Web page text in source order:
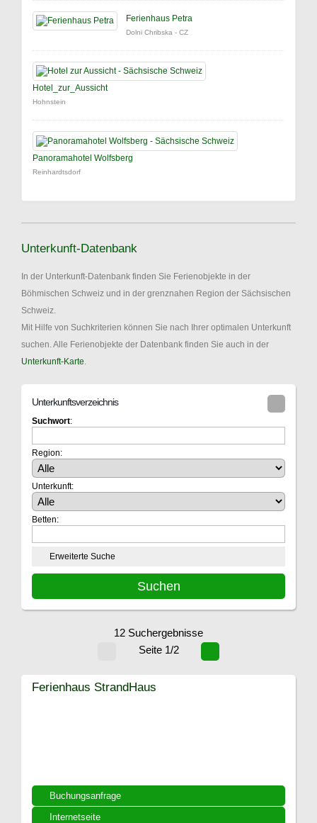
Ferienhaus Petra
Dolni Chribska - CZ
Hotel_zur_Aussicht
Hohnstein
Panoramahotel Wolfsberg
Reinhardtsdorf
Unterkunft-Datenbank
In der Unterkunft-Datenbank finden Sie Ferienobjekte in der
Böhmischen Schweiz und in der grenznahen Region der Sächsischen
Schweiz.
Mit Hilfe von Suchkriterien können Sie nach Ihrer optimalen Unterkunft
suchen. Alle Ferienobjekte der Datenbank finden Sie auch in der
Unterkunft-Karte
Unterkunftsverzeichnis
Suchwort:
Region:
Unterkunft:
Betten:
Erweiterte Suche
12 Suchergebnisse
Seite 1/2
Buchungsanfrage
Internetseite
Ferienhaus StrandHaus